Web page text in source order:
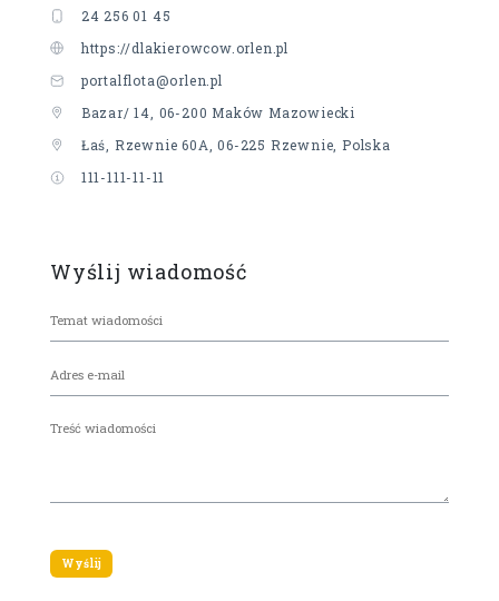
24 256 01 45
https://dlakierowcow.orlen.pl
portalflota@orlen.pl
Bazar/ 14, 06-200 Maków Mazowiecki
Łaś, Rzewnie 60A, 06-225 Rzewnie, Polska
111-111-11-11
Wyślij wiadomość